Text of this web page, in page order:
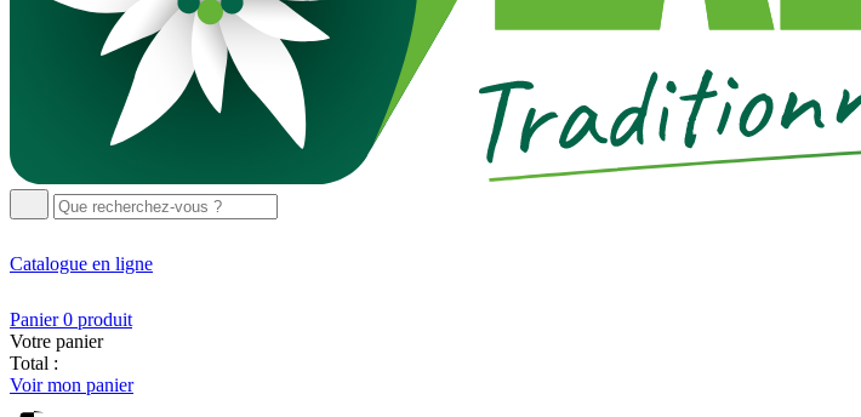
Catalogue en ligne
Panier 0 produit
Votre panier
Total :
Voir mon panier